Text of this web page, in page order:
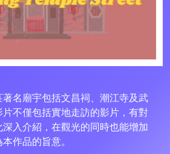
名廟宇包括文昌祠、潮江寺及武
不僅包括實地走訪的影片，有對
入介紹，在觀光的同時也能增加
作品的旨意。